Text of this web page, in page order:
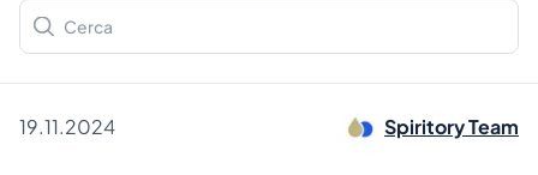
19.11.2024 Spiritory Team